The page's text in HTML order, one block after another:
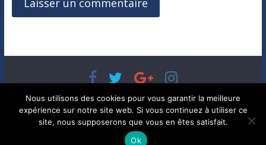
Copyright © 2026 Bénéfices, l'actualité de votre argent, de
votre patrimoine et de vos placements . Tous droits réservés.
Theme ColorMag parThemeGrill.. Propulsé par WordPress.
Nous utilisons des cookies pour vous garantir la meilleure
expérience sur notre site web. Si vous continuez à utiliser ce
site, nous supposerons que vous en êtes satisfait.
Ok